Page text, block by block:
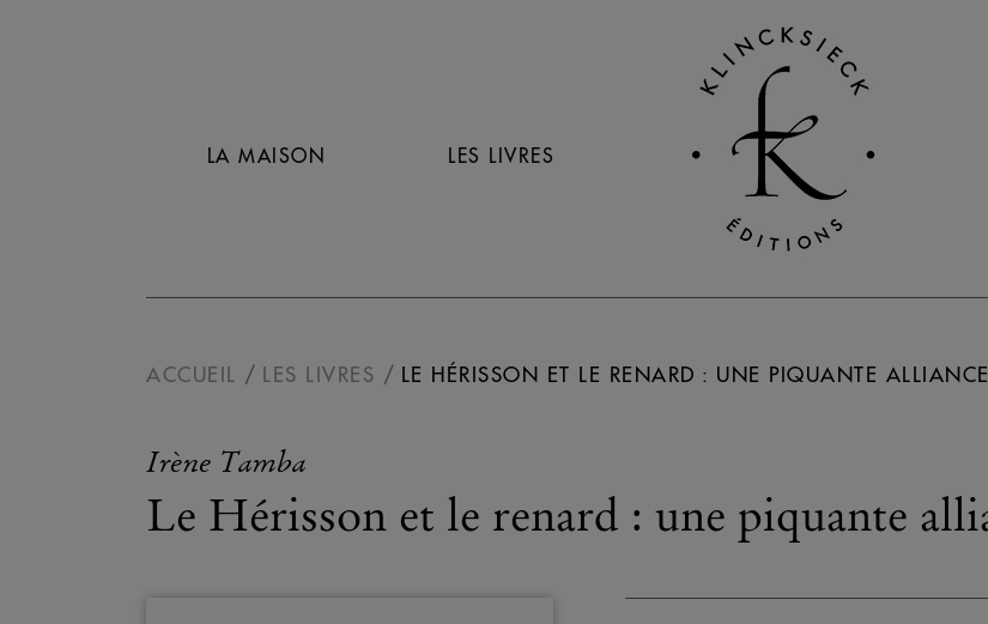
LA MAISON LES LIVRES
ACCUEIL LES LIVRES LE HÉRISSON ET LE RENARD : UNE PIQUANTE ALLIANCE
Irène Tamba
Le Hérisson et le renard : une piquante